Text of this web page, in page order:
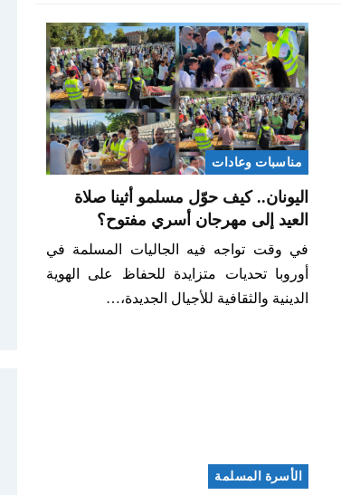
مناسبات وعادات
اليونان.. كيف حوّل مسلمو أثينا صلاة
العيد إلى مهرجان أسري مفتوح؟
في وقت تواجه فيه الجاليات المسلمة في
أوروبا تحديات متزايدة للحفاظ على الهوية
الدينية والثقافية للأجيال الجديدة،…
الأسرة المسلمة